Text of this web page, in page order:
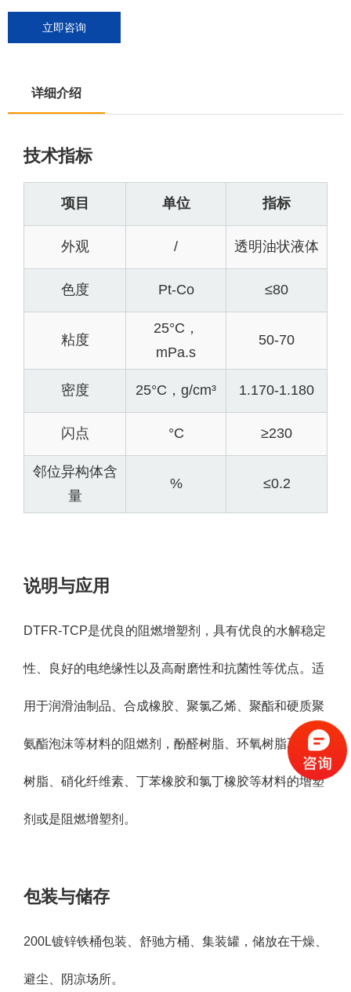
立即咨询
详细介绍
技术指标
项目 单位 指标
外观 / 透明油状液体
色度 Pt-Co ≤80
粘度
25°C，
mPa.s
50-70
密度 25°C，g/cm³ 1.170-1.180
闪点 °C ≥230
邻位异构体含
量
% ≤0.2
说明与应用
DTFR-TCP是优良的阻燃增塑剂，具有优良的水解稳定
性、良好的电绝缘性以及高耐磨性和抗菌性等优点。适
用于润滑油制品、合成橡胶、聚氯乙烯、聚酯和硬质聚
氨酯泡沫等材料的阻燃剂，酚醛树脂、环氧树脂乙烯基
树脂、硝化纤维素、丁苯橡胶和氯丁橡胶等材料的增塑
剂或是阻燃增塑剂。
包装与储存
200L镀锌铁桶包装、舒驰方桶、集装罐，储放在干燥、
避尘、阴凉场所。